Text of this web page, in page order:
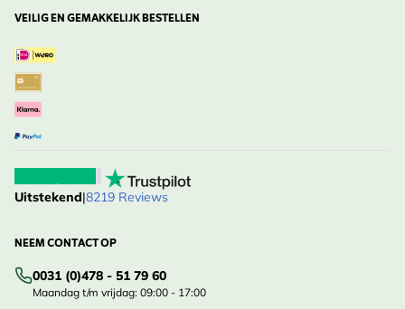
VEILIG EN GEMAKKELIJK BESTELLEN
Uitstekend|8219 Reviews
NEEM CONTACT OP
0031 (0)478 - 51 79 60
Maandag t/m vrijdag: 09:00 - 17:00